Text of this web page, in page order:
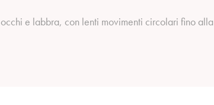
e labbra, con lenti movimenti circolari fino alla